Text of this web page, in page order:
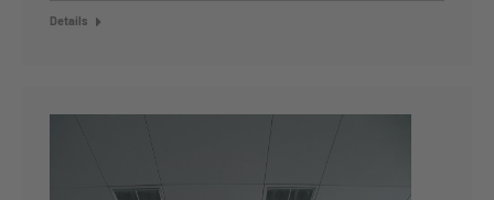
Details